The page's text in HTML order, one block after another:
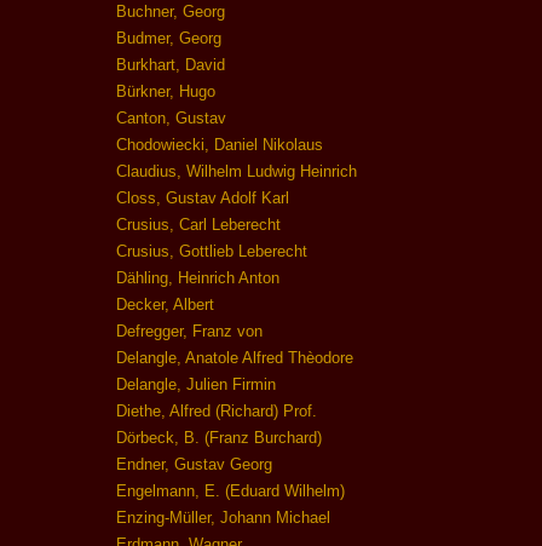
Buchner, Georg
Budmer, Georg
Burkhart, David
Bürkner, Hugo
Canton, Gustav
Chodowiecki, Daniel Nikolaus
Claudius, Wilhelm Ludwig Heinrich
Closs, Gustav Adolf Karl
Crusius, Carl Leberecht
Crusius, Gottlieb Leberecht
Dähling, Heinrich Anton
Decker, Albert
Defregger, Franz von
Delangle, Anatole Alfred Thèodore
Delangle, Julien Firmin
Diethe, Alfred (Richard) Prof.
Dörbeck, B. (Franz Burchard)
Endner, Gustav Georg
Engelmann, E. (Eduard Wilhelm)
Enzing-Müller, Johann Michael